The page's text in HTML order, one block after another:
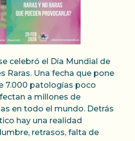
celebró el Día Mundial de
Raras. Una fecha que pone
7.000 patologías poco
a millones de
en todo el mundo. Detrás
hay una realidad
retrasos, falta de